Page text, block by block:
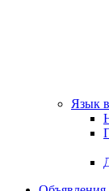
Язык